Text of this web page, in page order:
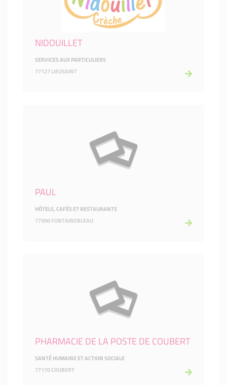
NIDOUILLET
SERVICES AUX PARTICULIERS
77127 LIEUSAINT
PAUL
HÔTELS, CAFÉS ET RESTAURANTS
77300 FONTAINEBLEAU
PHARMACIE DE LA POSTE DE COUBERT
SANTÉ HUMAINE ET ACTION SOCIALE
77170 COUBERT